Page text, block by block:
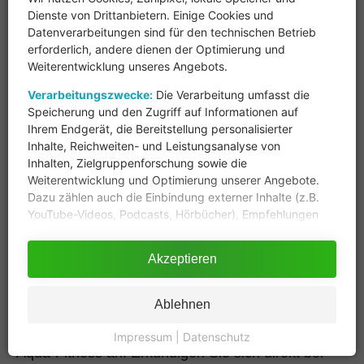
Seniorenschwimmen öffnet die Tür zu einem
sozialen und gesundheitsfördernden Umfeld.
Wasseraerobic bietet eine niederschwellige
Möglichkeit, gelenkschonenden Sport zu betreiben.
Entdecken Sie lokale Sport- und
Bildungsangebote
Zögern Sie nicht, Informationen zu spannenden
Kursmöglichkeiten an Ihrem Wohnort einzuholen.
möglicherweise ein umfangreiches Kursprogramm
zur Verbesserung Ihrer Schwimmtechnik oder zu
Aqua-Fitness an. Erkundigen Sie sich direkt bei
Dienste von Drittanbietern. Einige Cookies und
Datenverarbeitungen sind für den technischen Betrieb
erforderlich, andere dienen der Optimierung und
Weiterentwicklung unseres Angebots.
Verarbeitungszwecke: Die Verarbeitung umfasst die
Speicherung und den Zugriff auf Informationen auf
Ihrem Endgerät, die Bereitstellung personalisierter
Inhalte, Reichweiten- und Leistungsanalyse von
Inhalten, Zielgruppenforschung sowie die
Weiterentwicklung und Optimierung unserer Angebote.
Dazu zählen auch die Einbindung externer Inhalte (z.B.
YouTube-Videos, Podcasts, Hörbücher), Empfehlungen
Sicherheit, Login-Funktionen, VG Wort).
Sie der Verarbeitung der auf Ihrem Gerät bzw. Ihrer
Endeinrichtung gespeicherten Daten wie z.B.
persönlichen Identifikatoren oder IP-Adressen für diese
Akzeptieren
Ablehnen
Impressum Datenschutz